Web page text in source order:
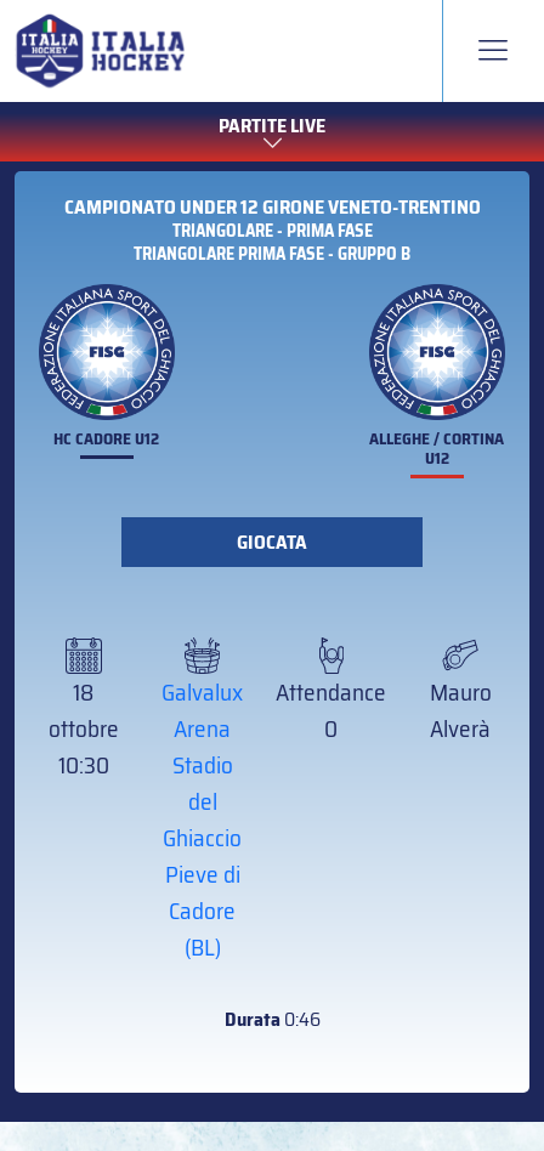
PARTITE LIVE
CAMPIONATO UNDER 12 GIRONE VENETO-TRENTINO
TRIANGOLARE - PRIMA FASE
TRIANGOLARE PRIMA FASE - GRUPPO B
HC CADORE U12 ALLEGHE / CORTINA
U12
GIOCATA
18
ottobre
10:30
Galvalux
Arena
Stadio
del
Ghiaccio
Pieve di
Cadore
(BL)
Attendance
0
Mauro
Alverà
Durata0:46